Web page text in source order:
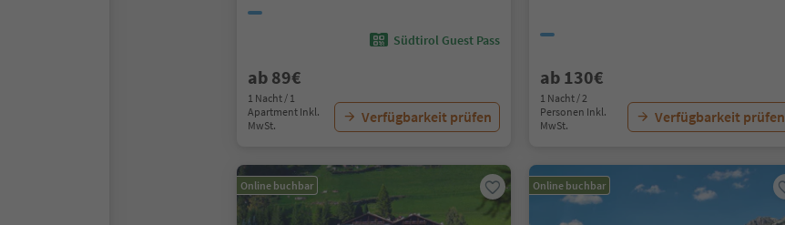
Südtirol Guest Pass
ab 89€
1 Nacht / 1
Apartment Inkl.
MwSt.
Verfügbarkeit prüfen
ab 130€
1 Nacht / 2
Personen Inkl.
MwSt.
Verfügbarkeit prüfen
Online buchbar Online buchbar